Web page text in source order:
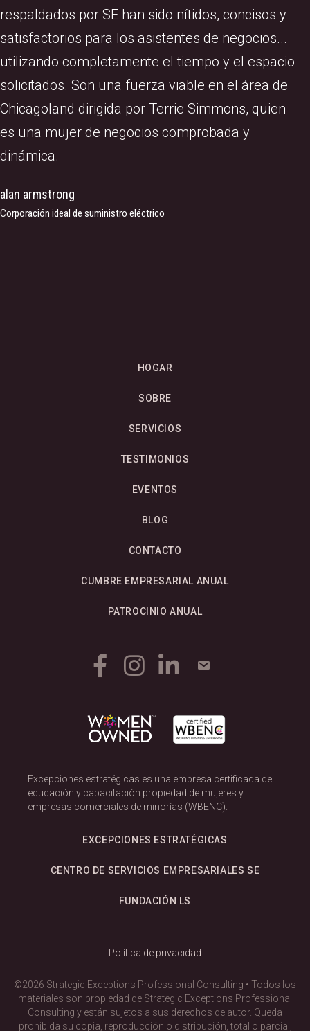
respaldados por SE han sido nítidos, concisos y
satisfactorios para los asistentes de negocios...
utilizando completamente el tiempo y el espacio
solicitados. Son una fuerza viable en el área de
Chicagoland dirigida por Terrie Simmons, quien
es una mujer de negocios comprobada y
dinámica.
alan armstrong
Corporación ideal de suministro eléctrico
HOGAR
SOBRE
SERVICIOS
TESTIMONIOS
EVENTOS
BLOG
CONTACTO
CUMBRE EMPRESARIAL ANUAL
PATROCINIO ANUAL
Excepciones estratégicas es una empresa certificada de
educación y capacitación propiedad de mujeres y
empresas comerciales de minorías (WBENC).
EXCEPCIONES ESTRATÉGICAS
CENTRO DE SERVICIOS EMPRESARIALES SE
FUNDACIÓN LS
Política de privacidad
©2026 Strategic Exceptions Professional Consulting • Todos los
materiales son propiedad de Strategic Exceptions Professional
Consulting y están sujetos a sus derechos de autor. Queda
prohibida su copia, reproducción o distribución, total o parcial,